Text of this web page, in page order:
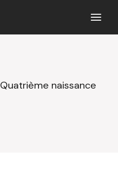
Quatrième naissance